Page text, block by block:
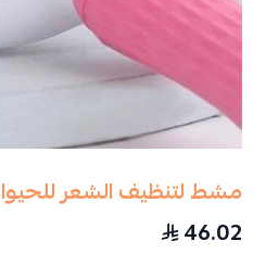
مشط لتنظيف الشعر
46.02